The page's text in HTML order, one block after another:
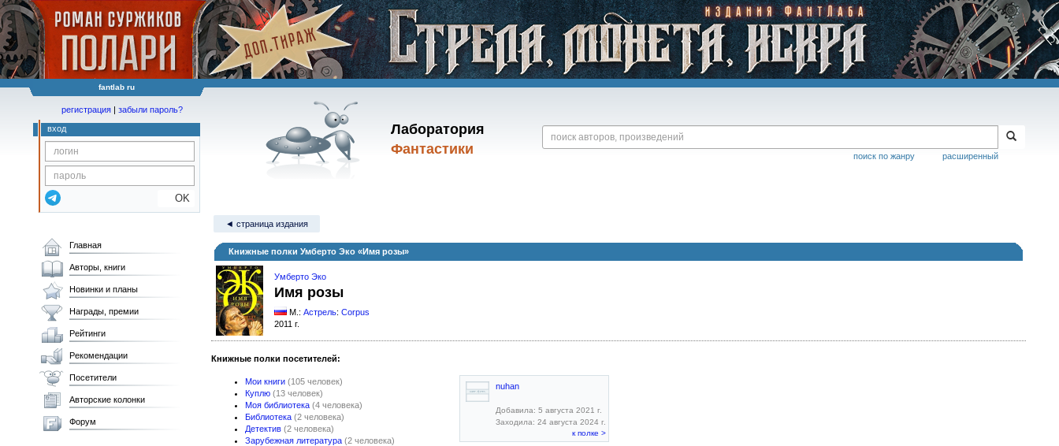
fantlab ru
Лаборатория
Фантастики
расширенный
поиск по жанру
регистрация | забыли пароль?
вход
OK
◄ страница издания
Книжные полки Умберто Эко «Имя розы»
Умберто Эко
Имя розы
М.: Астрель: Corpus
2011 г.
Книжные полки посетителей:
Мои книги (105 человек)
Куплю (13 человек)
Моя библиотека (4 человека)
Библиотека (2 человека)
Детектив (2 человека)
Зарубежная литература (2 человека)
nuhan
Добавила: 5 августа 2021 г.
Заходила: 24 августа 2024 г.
к полке >
Главная
Авторы, книги
Новинки и планы
Награды, премии
Рейтинги
Рекомендации
Посетители
Авторские колонки
Форум